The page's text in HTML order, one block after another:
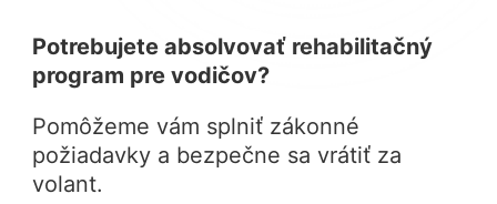
Potrebujete absolvovať rehabilitačný
program pre vodičov?
Pomôžeme vám splniť zákonné
požiadavky a bezpečne sa vrátiť za
volant.